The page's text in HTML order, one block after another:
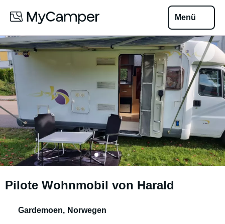
Menü
Pilote Wohnmobil von Harald
Gardemoen, Norwegen